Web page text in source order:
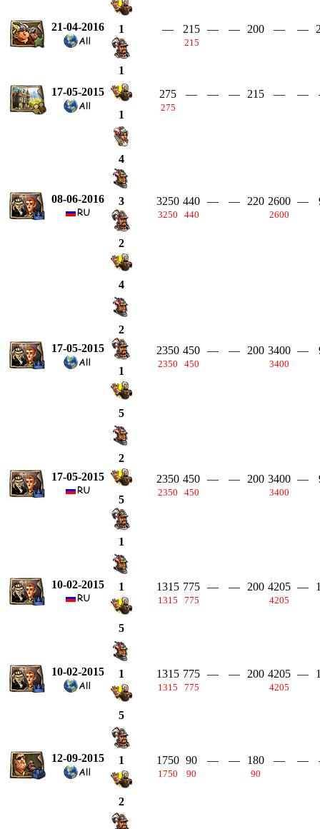
21-04-2016 1
1
— 215
215
— — 200 — —
17-05-2015
1
275
275
— — — 215 — —
08-06-2016
4
3
2
4
3250
3250
440
440
— — 220 2600
2600
—
17-05-2015
2
1
5
2350
2350
450
450
— — 200 3400
3400
—
17-05-2015
2
5
1
2350
2350
450
450
— — 200 3400
3400
—
10-02-2015 1
5
1315
1315
775
775
— — 200 4205
4205
—
10-02-2015 1
5
1315
1315
775
775
— — 200 4205
4205
—
12-09-2015 1
2
1750
1750
90
90
— — 180
90
— —